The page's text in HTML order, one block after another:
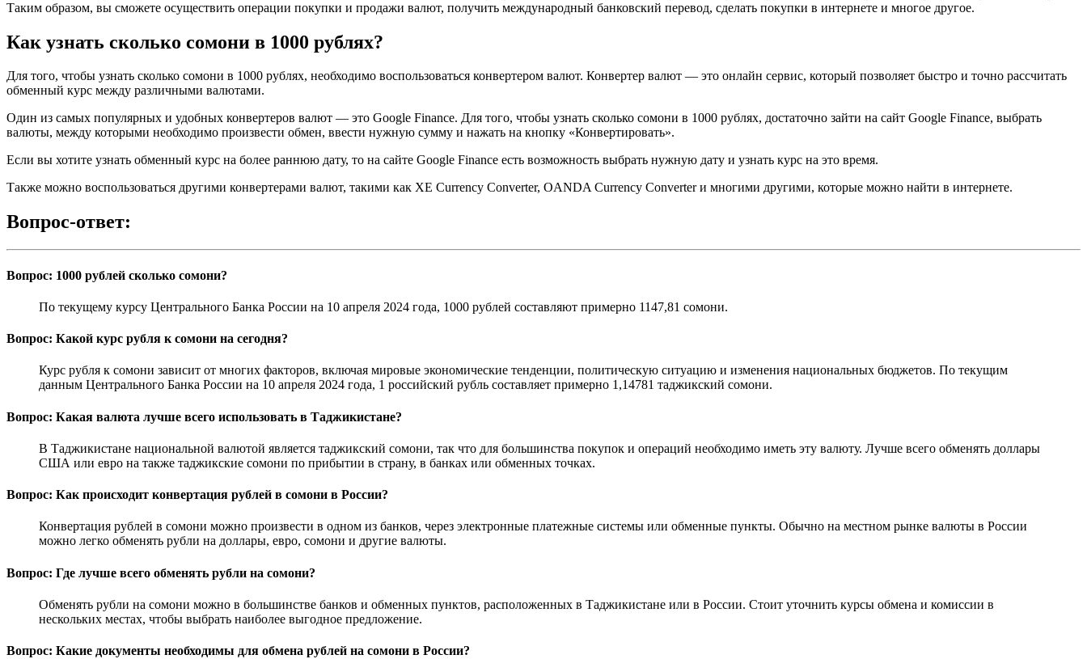
Таким образом, вы сможете осуществить операции покупки и продажи валют, получить международный банковский перевод, сделать покупки в интернете и многое другое.
Как узнать сколько сомони в 1000 рублях?
Для того, чтобы узнать сколько сомони в 1000 рублях, необходимо воспользоваться конвертером валют. Конвертер валют — это онлайн сервис, который позволяет быстро и точно рассчитать
обменный курс между различными валютами.
Один из самых популярных и удобных конвертеров валют — это Google Finance. Для того, чтобы узнать сколько сомони в 1000 рублях, достаточно зайти на сайт Google Finance, выбрать
валюты, между которыми необходимо произвести обмен, ввести нужную сумму и нажать на кнопку «Конвертировать».
Если вы хотите узнать обменный курс на более раннюю дату, то на сайте Google Finance есть возможность выбрать нужную дату и узнать курс на это время.
Также можно воспользоваться другими конвертерами валют, такими как XE Currency Converter, OANDA Currency Converter и многими другими, которые можно найти в интернете.
Вопрос-ответ:
Вопрос: 1000 рублей сколько сомони?
По текущему курсу Центрального Банка России на 10 апреля 2024 года, 1000 рублей составляют примерно 1147,81 сомони.
Вопрос: Какой курс рубля к сомони на сегодня?
Курс рубля к сомони зависит от многих факторов, включая мировые экономические тенденции, политическую ситуацию и изменения национальных бюджетов. По текущим
данным Центрального Банка России на 10 апреля 2024 года, 1 российский рубль составляет примерно 1,14781 таджикский сомони.
Вопрос: Какая валюта лучше всего использовать в Таджикистане?
В Таджикистане национальной валютой является таджикский сомони, так что для большинства покупок и операций необходимо иметь эту валюту. Лучше всего обменять доллары
США или евро на также таджикские сомони по прибытии в страну, в банках или обменных точках.
Вопрос: Как происходит конвертация рублей в сомони в России?
Конвертация рублей в сомони можно произвести в одном из банков, через электронные платежные системы или обменные пункты. Обычно на местном рынке валюты в России
можно легко обменять рубли на доллары, евро, сомони и другие валюты.
Вопрос: Где лучше всего обменять рубли на сомони?
Обменять рубли на сомони можно в большинстве банков и обменных пунктов, расположенных в Таджикистане или в России. Стоит уточнить курсы обмена и комиссии в
нескольких местах, чтобы выбрать наиболее выгодное предложение.
Вопрос: Какие документы необходимы для обмена рублей на сомони в России?